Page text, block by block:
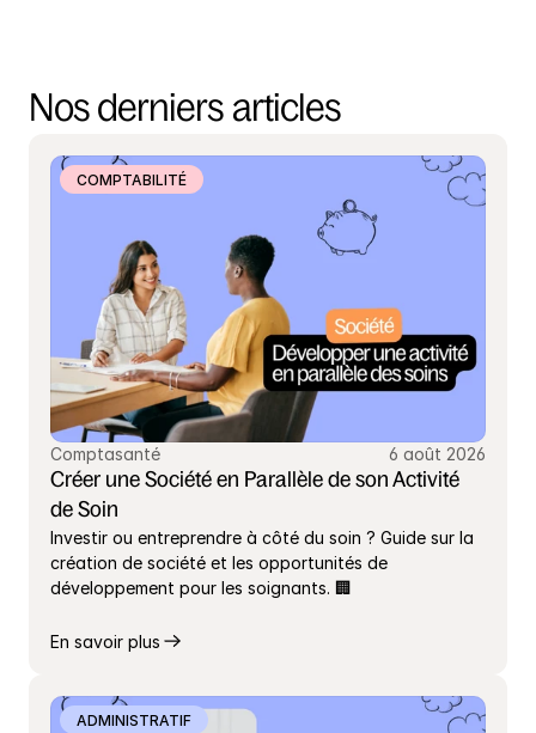
Nos derniers articles
COMPTABILITÉ
Comptasanté 6 août 2026
Créer une Société en Parallèle de son Activité
de Soin
Investir ou entreprendre à côté du soin ? Guide sur la
création de société et les opportunités de
développement pour les soignants. 🏢
En savoir plus
ADMINISTRATIF